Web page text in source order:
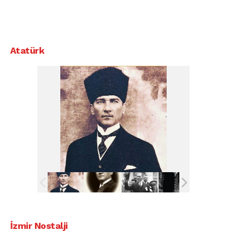
Atatürk
İzmir Nostalji